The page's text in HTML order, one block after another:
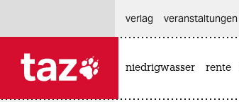
verlag
veranstaltungen
niedrigwasser rente